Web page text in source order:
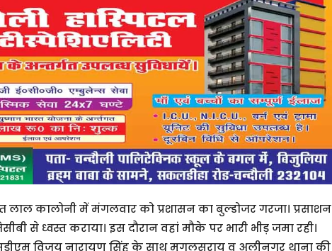
लाल कालोनी में मंगलवार को प्रशासन का बुल्डोजर गरजा। प्रसाशन
से ध्वस्त कराया। इस दौरान वहां मौके पर भारी भीड़ जमा रही।
विजय नारायण सिंह के साथ मुगलसराय व अलीनगर थाना की